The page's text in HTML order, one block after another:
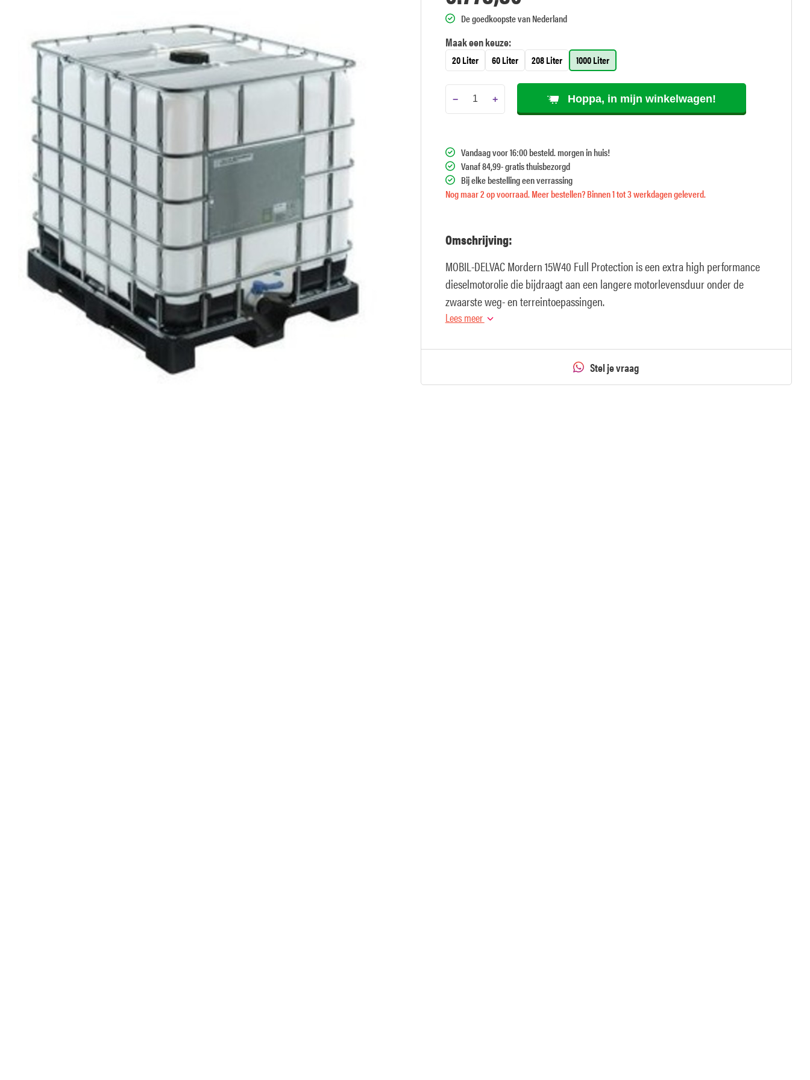
De goedkoopste van Nederland
Maak een keuze:
20 Liter 60 Liter 208 Liter 1000 Liter
− + Hoppa, in mijn winkelwagen!
Vandaag voor 16:00 besteld. morgen in huis!
Vanaf 84,99- gratis thuisbezorgd
Bij elke bestelling een verrassing
Nog maar 2 op voorraad. Meer bestellen? Binnen 1 tot 3 werkdagen geleverd.
Omschrijving:
MOBIL-DELVAC Mordern 15W40 Full Protection is een extra high performance
dieselmotorolie die bijdraagt aan een langere motorlevensduur onder de
zwaarste weg- en terreintoepassingen.
Lees meer
Stel je vraag